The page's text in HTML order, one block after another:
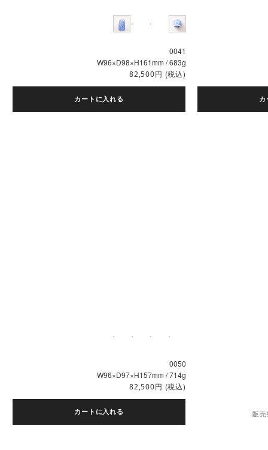
0041
W96×D98×H161mm / 683g
82,500円 (税込)
カートに入れる カ
0050
W96×D97×H157mm / 714g
82,500円 (税込)
カートに入れる 販